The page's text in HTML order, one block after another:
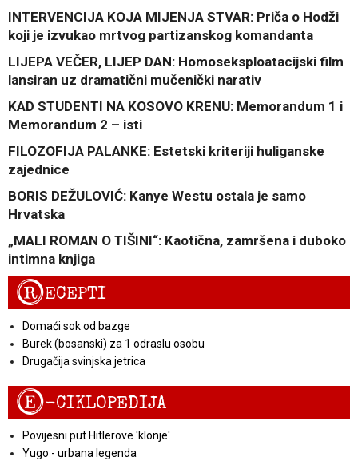
INTERVENCIJA KOJA MIJENJA STVAR: Priča o Hodži
koji je izvukao mrtvog partizanskog komandanta
LIJEPA VEČER, LIJEP DAN: Homoseksploatacijski film
lansiran uz dramatični mučenički narativ
KAD STUDENTI NA KOSOVO KRENU: Memorandum 1 i
Memorandum 2 – isti
FILOZOFIJA PALANKE: Estetski kriteriji huliganske
zajednice
BORIS DEŽULOVIĆ: Kanye Westu ostala je samo
Hrvatska
„MALI ROMAN O TIŠINI“: Kaotična, zamršena i duboko
intimna knjiga
RECEPTI
Domaći sok od bazge
Burek (bosanski) za 1 odraslu osobu
Drugačija svinjska jetrica
E-CIKLOPEDIJA
Povijesni put Hitlerove 'klonje'
Yugo - urbana legenda